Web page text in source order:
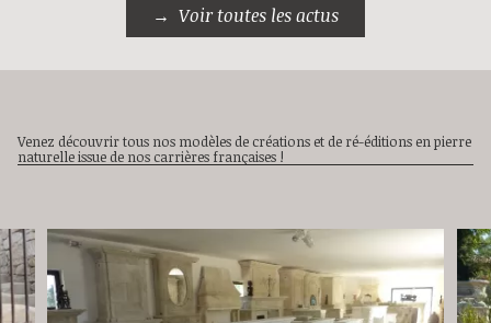
Voir toutes les actus
Venez découvrir tous nos modèles de créations et de ré-éditions en pierre
naturelle issue de nos carrières françaises !